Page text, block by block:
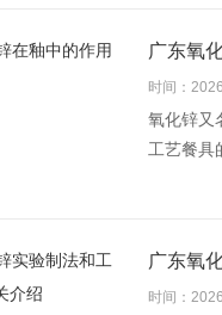
广东氧
时间：
氧化锌又
工艺餐具
广东氧
时间：